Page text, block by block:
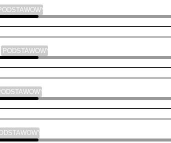
PODSTAWOWY
PODSTAWOWY
PODSTAWOWY